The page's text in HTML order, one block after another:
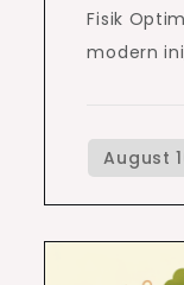
Fisik
modern